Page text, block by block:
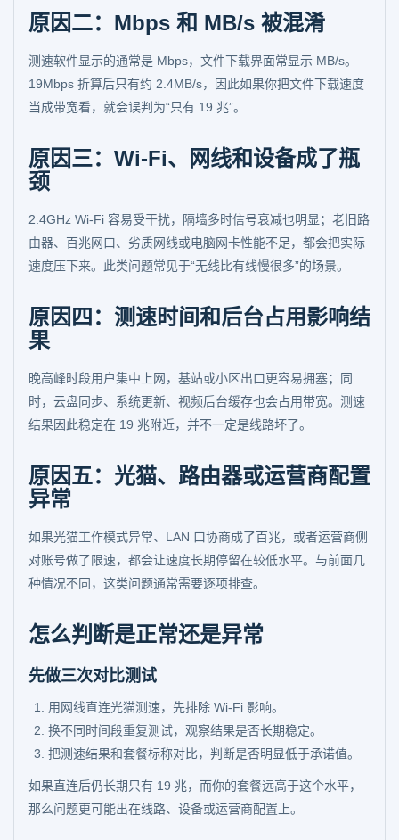
原因二：Mbps 和 MB/s 被混淆
测速软件显示的通常是 Mbps，文件下载界面常显示 MB/s。
19Mbps 折算后只有约 2.4MB/s，因此如果你把文件下载速度
当成带宽看，就会误判为“只有 19 兆”。
原因三：Wi-Fi、网线和设备成了瓶
颈
2.4GHz Wi-Fi 容易受干扰，隔墙多时信号衰减也明显；老旧路
由器、百兆网口、劣质网线或电脑网卡性能不足，都会把实际
速度压下来。此类问题常见于“无线比有线慢很多”的场景。
原因四：测速时间和后台占用影响结
果
晚高峰时段用户集中上网，基站或小区出口更容易拥塞；同
时，云盘同步、系统更新、视频后台缓存也会占用带宽。测速
结果因此稳定在 19 兆附近，并不一定是线路坏了。
原因五：光猫、路由器或运营商配置
异常
如果光猫工作模式异常、LAN 口协商成了百兆，或者运营商侧
对账号做了限速，都会让速度长期停留在较低水平。与前面几
种情况不同，这类问题通常需要逐项排查。
怎么判断是正常还是异常
先做三次对比测试
用网线直连光猫测速，先排除 Wi-Fi 影响。
换不同时间段重复测试，观察结果是否长期稳定。
把测速结果和套餐标称对比，判断是否明显低于承诺值。
如果直连后仍长期只有 19 兆，而你的套餐远高于这个水平，
那么问题更可能出在线路、设备或运营商配置上。